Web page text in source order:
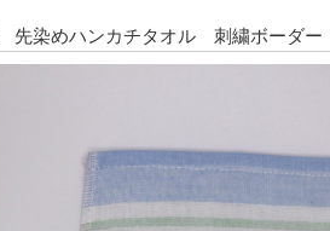
先染めハンカチタオル 刺繍ボーダー